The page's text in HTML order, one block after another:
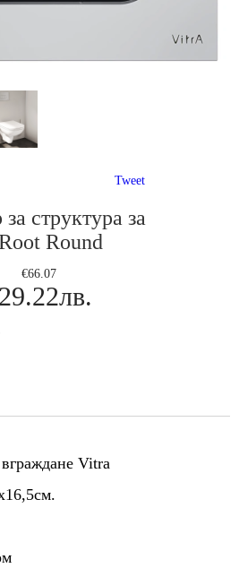
Tweet
структура за
Round
€66.07
вграждане Vitra